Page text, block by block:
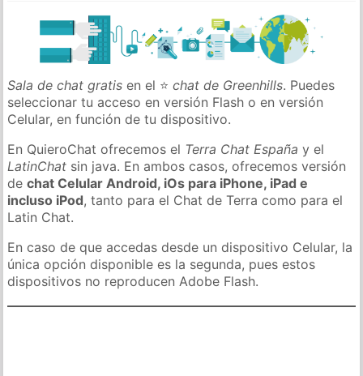
Sala de chat gratis en el ⭐chat de Greenhills. Puedes
seleccionar tu acceso en versión Flash o en versión
Celular, en función de tu dispositivo.
En QuieroChat ofrecemos el Terra Chat España y el
LatinChat sin java. En ambos casos, ofrecemos versión
dechat Celular Android, iOs para iPhone, iPad e
incluso iPod, tanto para el Chat de Terra como para el
Latin Chat.
En caso de que accedas desde un dispositivo Celular, la
única opción disponible es la segunda, pues estos
dispositivos no reproducen Adobe Flash.